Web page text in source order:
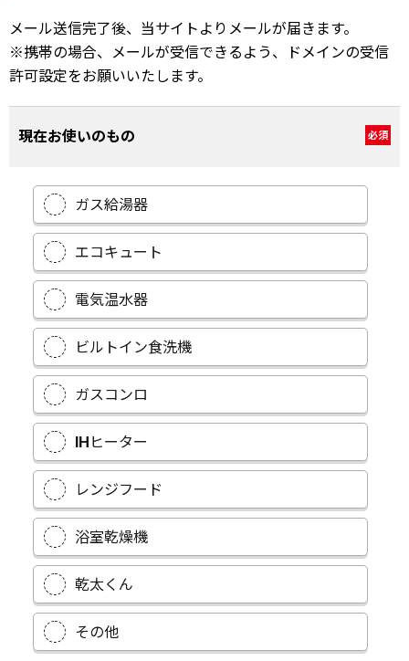
メール送信完了後、当サイトよりメールが届きます。
※携帯の場合、メールが受信できるよう、ドメインの受信
許可設定をお願いいたします。
現在お使いのもの 必須
ガス給湯器
エコキュート
電気温水器
ビルトイン食洗機
ガスコンロ
IHヒーター
レンジフード
浴室乾燥機
乾太くん
その他